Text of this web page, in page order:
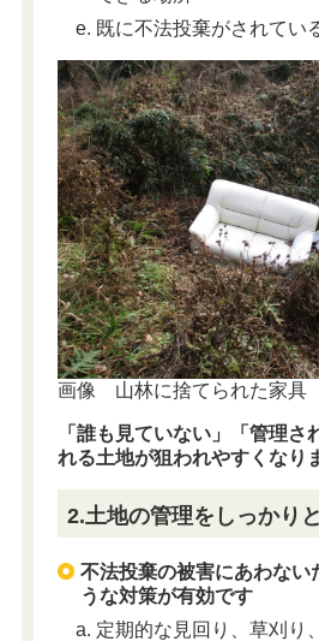
既に不法投棄がされてい
画像 山林に捨てられた家具
「誰も見ていない」「管理さ
れる土地が狙われやすくなり
2.土地の管理をしっかりと
不法投棄の被害にあわない
うな対策が有効です
定期的な見回り、草刈り